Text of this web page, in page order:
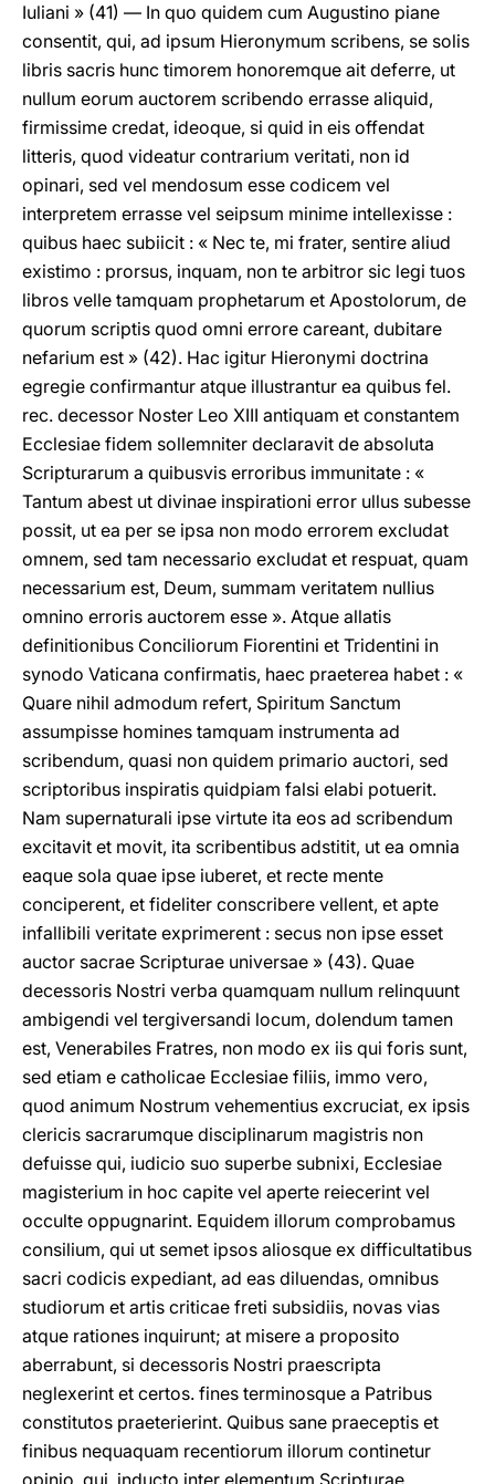
Iuliani » (41) — In quo quidem cum Augustino piane
consentit, qui, ad ipsum Hieronymum scribens, se solis
libris sacris hunc timorem honoremque ait deferre, ut
nullum eorum auctorem scribendo errasse aliquid,
firmissime credat, ideoque, si quid in eis offendat
litteris, quod videatur contrarium veritati, non id
opinari, sed vel mendosum esse codicem vel
interpretem errasse vel seipsum minime intellexisse :
quibus haec subiicit : « Nec te, mi frater, sentire aliud
existimo : prorsus, inquam, non te arbitror sic legi tuos
libros velle tamquam prophetarum et Apostolorum, de
quorum scriptis quod omni errore careant, dubitare
nefarium est » (42). Hac igitur Hieronymi doctrina
egregie confirmantur atque illustrantur ea quibus fel.
rec. decessor Noster Leo XIII antiquam et constantem
Ecclesiae fidem sollemniter declaravit de absoluta
Scripturarum a quibusvis erroribus immunitate : «
Tantum abest ut divinae inspirationi error ullus subesse
possit, ut ea per se ipsa non modo errorem excludat
omnem, sed tam necessario excludat et respuat, quam
necessarium est, Deum, summam veritatem nullius
omnino erroris auctorem esse ». Atque allatis
definitionibus Conciliorum Fiorentini et Tridentini in
synodo Vaticana confirmatis, haec praeterea habet : «
Quare nihil admodum refert, Spiritum Sanctum
assumpisse homines tamquam instrumenta ad
scribendum, quasi non quidem primario auctori, sed
scriptoribus inspiratis quidpiam falsi elabi potuerit.
Nam supernaturali ipse virtute ita eos ad scribendum
excitavit et movit, ita scribentibus adstitit, ut ea omnia
eaque sola quae ipse iuberet, et recte mente
conciperent, et fideliter conscribere vellent, et apte
infallibili veritate exprimerent : secus non ipse esset
auctor sacrae Scripturae universae » (43). Quae
decessoris Nostri verba quamquam nullum relinquunt
ambigendi vel tergiversandi locum, dolendum tamen
est, Venerabiles Fratres, non modo ex iis qui foris sunt,
sed etiam e catholicae Ecclesiae filiis, immo vero,
quod animum Nostrum vehementius excruciat, ex ipsis
clericis sacrarumque disciplinarum magistris non
defuisse qui, iudicio suo superbe subnixi, Ecclesiae
magisterium in hoc capite vel aperte reiecerint vel
occulte oppugnarint. Equidem illorum comprobamus
consilium, qui ut semet ipsos aliosque ex difficultatibus
sacri codicis expediant, ad eas diluendas, omnibus
studiorum et artis criticae freti subsidiis, novas vias
atque rationes inquirunt; at misere a proposito
aberrabunt, si decessoris Nostri praescripta
neglexerint et certos. fines terminosque a Patribus
constitutos praeterierint. Quibus sane praeceptis et
finibus nequaquam recentiorum illorum continetur
opinio, qui, inducto inter elementum Scripturae